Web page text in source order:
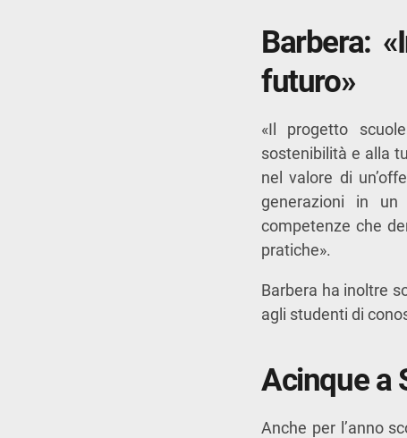
Barbera:
futuro»
«Il progetto
sostenibilità e alla
nel valore di
generazioni in
competenze che
pratiche».
Barbera ha inoltre
agli studenti di
Acinque a
Anche per l’anno